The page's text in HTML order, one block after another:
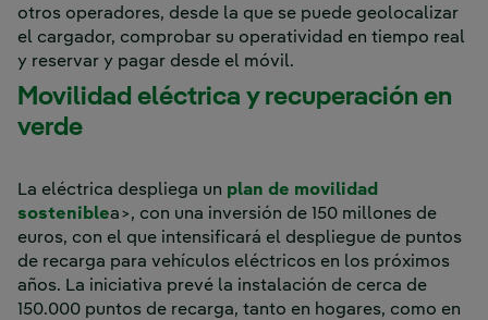
otros operadores, desde la que se puede geolocalizar
el cargador, comprobar su operatividad en tiempo real
y reservar y pagar desde el móvil.
Movilidad eléctrica y recuperación en
verde
La eléctrica despliega un plan de movilidad
sosteniblea>, con una inversión de 150 millones de
euros, con el que intensificará el despliegue de puntos
de recarga para vehículos eléctricos en los próximos
años. La iniciativa prevé la instalación de cerca de
150.000 puntos de recarga, tanto en hogares, como en